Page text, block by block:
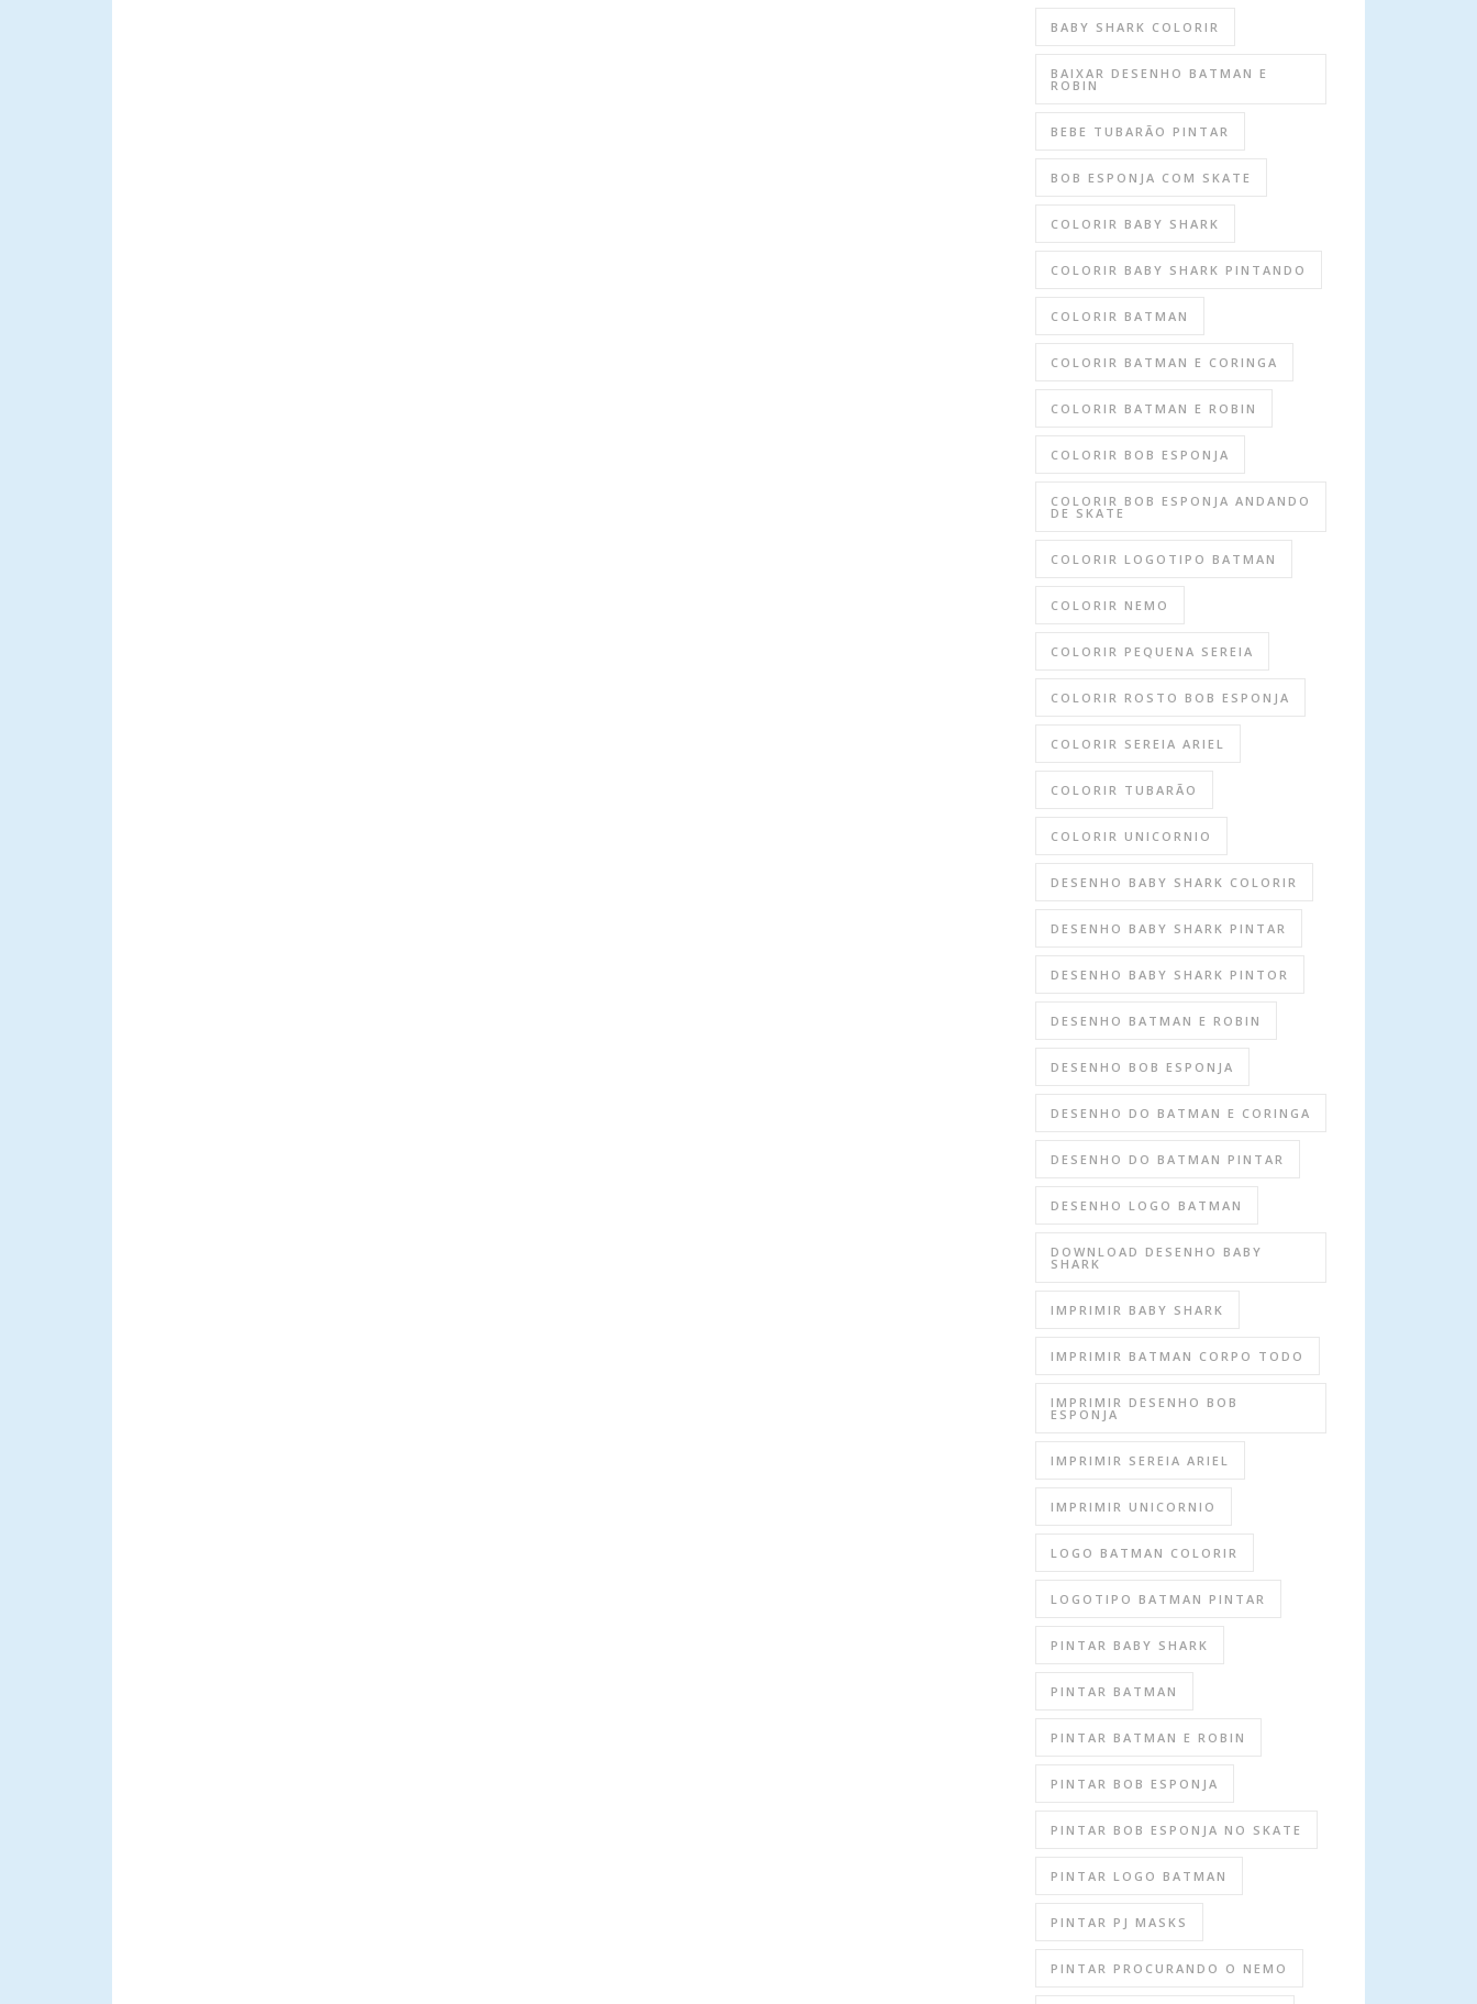
BABY SHARK COLORIR
BAIXAR DESENHO BATMAN E
ROBIN
BEBE TUBARÃO PINTAR
BOB ESPONJA COM SKATE
COLORIR BABY SHARK
COLORIR BABY SHARK PINTANDO
COLORIR BATMAN
COLORIR BATMAN E CORINGA
COLORIR BATMAN E ROBIN
COLORIR BOB ESPONJA
COLORIR BOB ESPONJA ANDANDO
DE SKATE
COLORIR LOGOTIPO BATMAN
COLORIR NEMO
COLORIR PEQUENA SEREIA
COLORIR ROSTO BOB ESPONJA
COLORIR SEREIA ARIEL
COLORIR TUBARÃO
COLORIR UNICORNIO
DESENHO BABY SHARK COLORIR
DESENHO BABY SHARK PINTAR
DESENHO BABY SHARK PINTOR
DESENHO BATMAN E ROBIN
DESENHO BOB ESPONJA
DESENHO DO BATMAN E CORINGA
DESENHO DO BATMAN PINTAR
DESENHO LOGO BATMAN
DOWNLOAD DESENHO BABY
SHARK
IMPRIMIR BABY SHARK
IMPRIMIR BATMAN CORPO TODO
IMPRIMIR DESENHO BOB
ESPONJA
IMPRIMIR SEREIA ARIEL
IMPRIMIR UNICORNIO
LOGO BATMAN COLORIR
LOGOTIPO BATMAN PINTAR
PINTAR BABY SHARK
PINTAR BATMAN
PINTAR BATMAN E ROBIN
PINTAR BOB ESPONJA
PINTAR BOB ESPONJA NO SKATE
PINTAR LOGO BATMAN
PINTAR PJ MASKS
PINTAR PROCURANDO O NEMO